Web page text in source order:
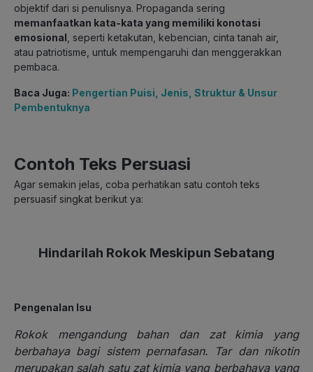
objektif dari si penulisnya. Propaganda sering
memanfaatkan kata-kata yang memiliki konotasi
emosional , seperti ketakutan, kebencian, cinta tanah air,
atau patriotisme, untuk mempengaruhi dan menggerakkan
pembaca.
Baca Juga: Pengertian Puisi, Jenis, Struktur & Unsur
Pembentuknya
Contoh Teks Persuasi
Agar semakin jelas, coba perhatikan satu contoh teks
persuasif singkat berikut ya:
Hindarilah Rokok Meskipun Sebatang
Pengenalan Isu
Rokok mengandung bahan dan zat kimia yang
berbahaya bagi sistem pernafasan. Tar dan nikotin
merupakan salah satu zat kimia yang berbahaya yang